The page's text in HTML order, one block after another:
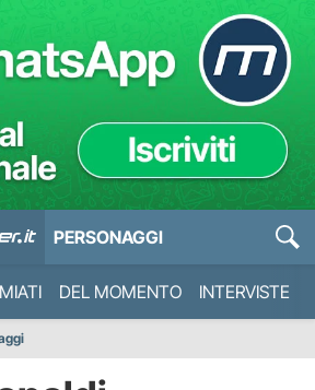
PERSONAGGI
DEL MOMENTO INTERVISTE